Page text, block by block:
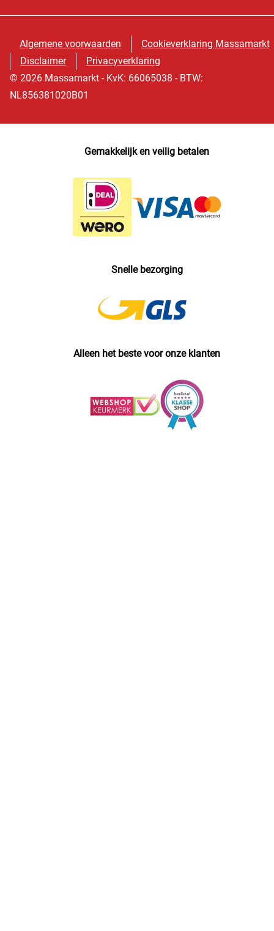
Algemene voorwaarden
Cookieverklaring Massamarkt
Disclaimer
Privacyverklaring
© 2026 Massamarkt - KvK: 66065038 - BTW:
NL856381020B01
Gemakkelijk en veilig betalen
Snelle bezorging
Alleen het beste voor onze klanten